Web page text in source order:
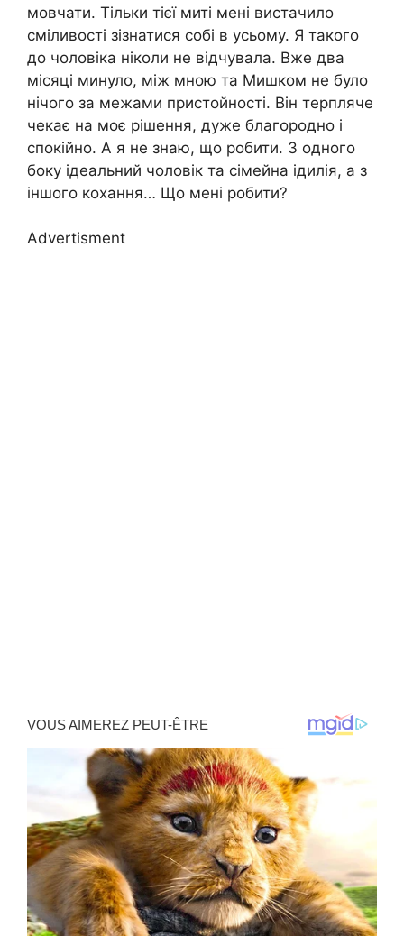
мовчати. Тільки тієї миті мені вистачило
сміливості зізнатися собі в усьому. Я такого
до чоловіка ніколи не відчувала. Вже два
місяці минуло, між мною та Мишком не було
нічого за межами пристойності. Він терпляче
чекає на моє рішення, дуже благородно і
спокійно. А я не знаю, що робити. З одного
боку ідеальний чоловік та сімейна ідилія, а з
іншого кохання… Що мені робити?
Advertisment